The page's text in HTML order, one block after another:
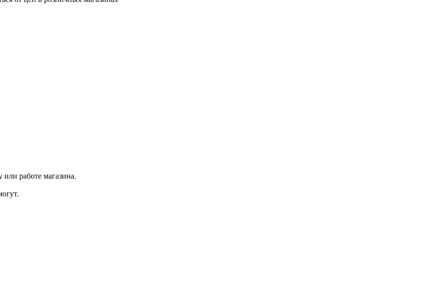
работе магазина.